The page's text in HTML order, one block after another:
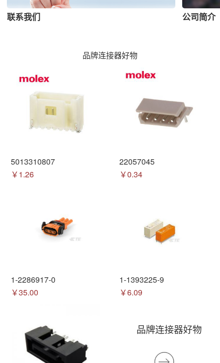
联系我们 公司简介
品牌连接器好物
5013310807
￥1.26
22057045
￥0.34
1-2286917-0
￥35.00
1-1393225-9
￥6.09
品牌连接器好物